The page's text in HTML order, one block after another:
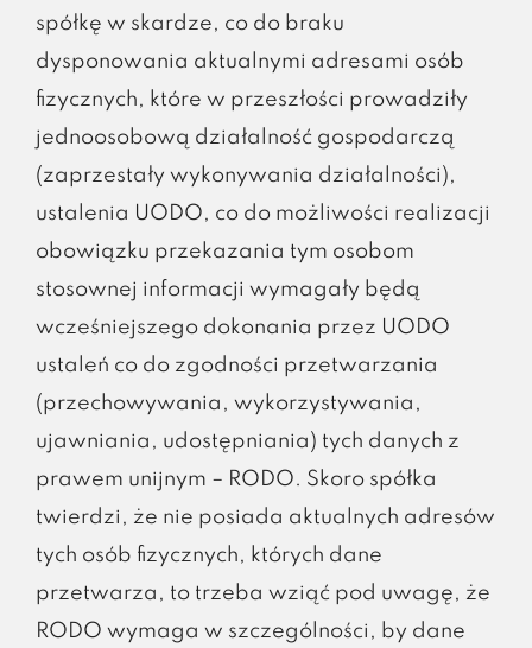
spółkę w skardze, co do braku
dysponowania aktualnymi adresami osób
fizycznych, które w przeszłości prowadziły
jednoosobową działalność gospodarczą
(zaprzestały wykonywania działalności),
ustalenia UODO, co do możliwości realizacji
obowiązku przekazania tym osobom
stosownej informacji wymagały będą
wcześniejszego dokonania przez UODO
ustaleń co do zgodności przetwarzania
(przechowywania, wykorzystywania,
ujawniania, udostępniania) tych danych z
prawem unijnym – RODO. Skoro spółka
twierdzi, że nie posiada aktualnych adresów
tych osób fizycznych, których dane
przetwarza, to trzeba wziąć pod uwagę, że
RODO wymaga w szczególności, by dane